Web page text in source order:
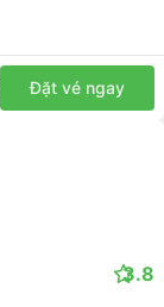
Đặt vé ngay
3.8